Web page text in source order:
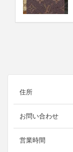
住所
お問い合わせ
営業時間